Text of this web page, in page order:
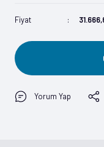
Fiyat
Yorum Yap